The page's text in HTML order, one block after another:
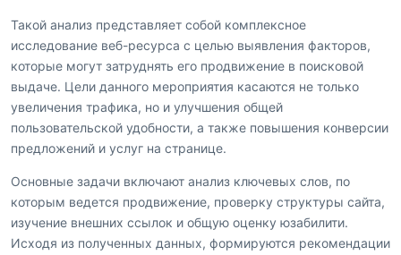
Такой анализ представляет собой комплексное
исследование веб-ресурса с целью выявления факторов,
которые могут затруднять его продвижение в поисковой
выдаче. Цели данного мероприятия касаются не только
увеличения трафика, но и улучшения общей
пользовательской удобности, а также повышения конверсии
предложений и услуг на странице.
Основные задачи включают анализ ключевых слов, по
которым ведется продвижение, проверку структуры сайта,
изучение внешних ссылок и общую оценку юзабилити.
Исходя из полученных данных, формируются рекомендации